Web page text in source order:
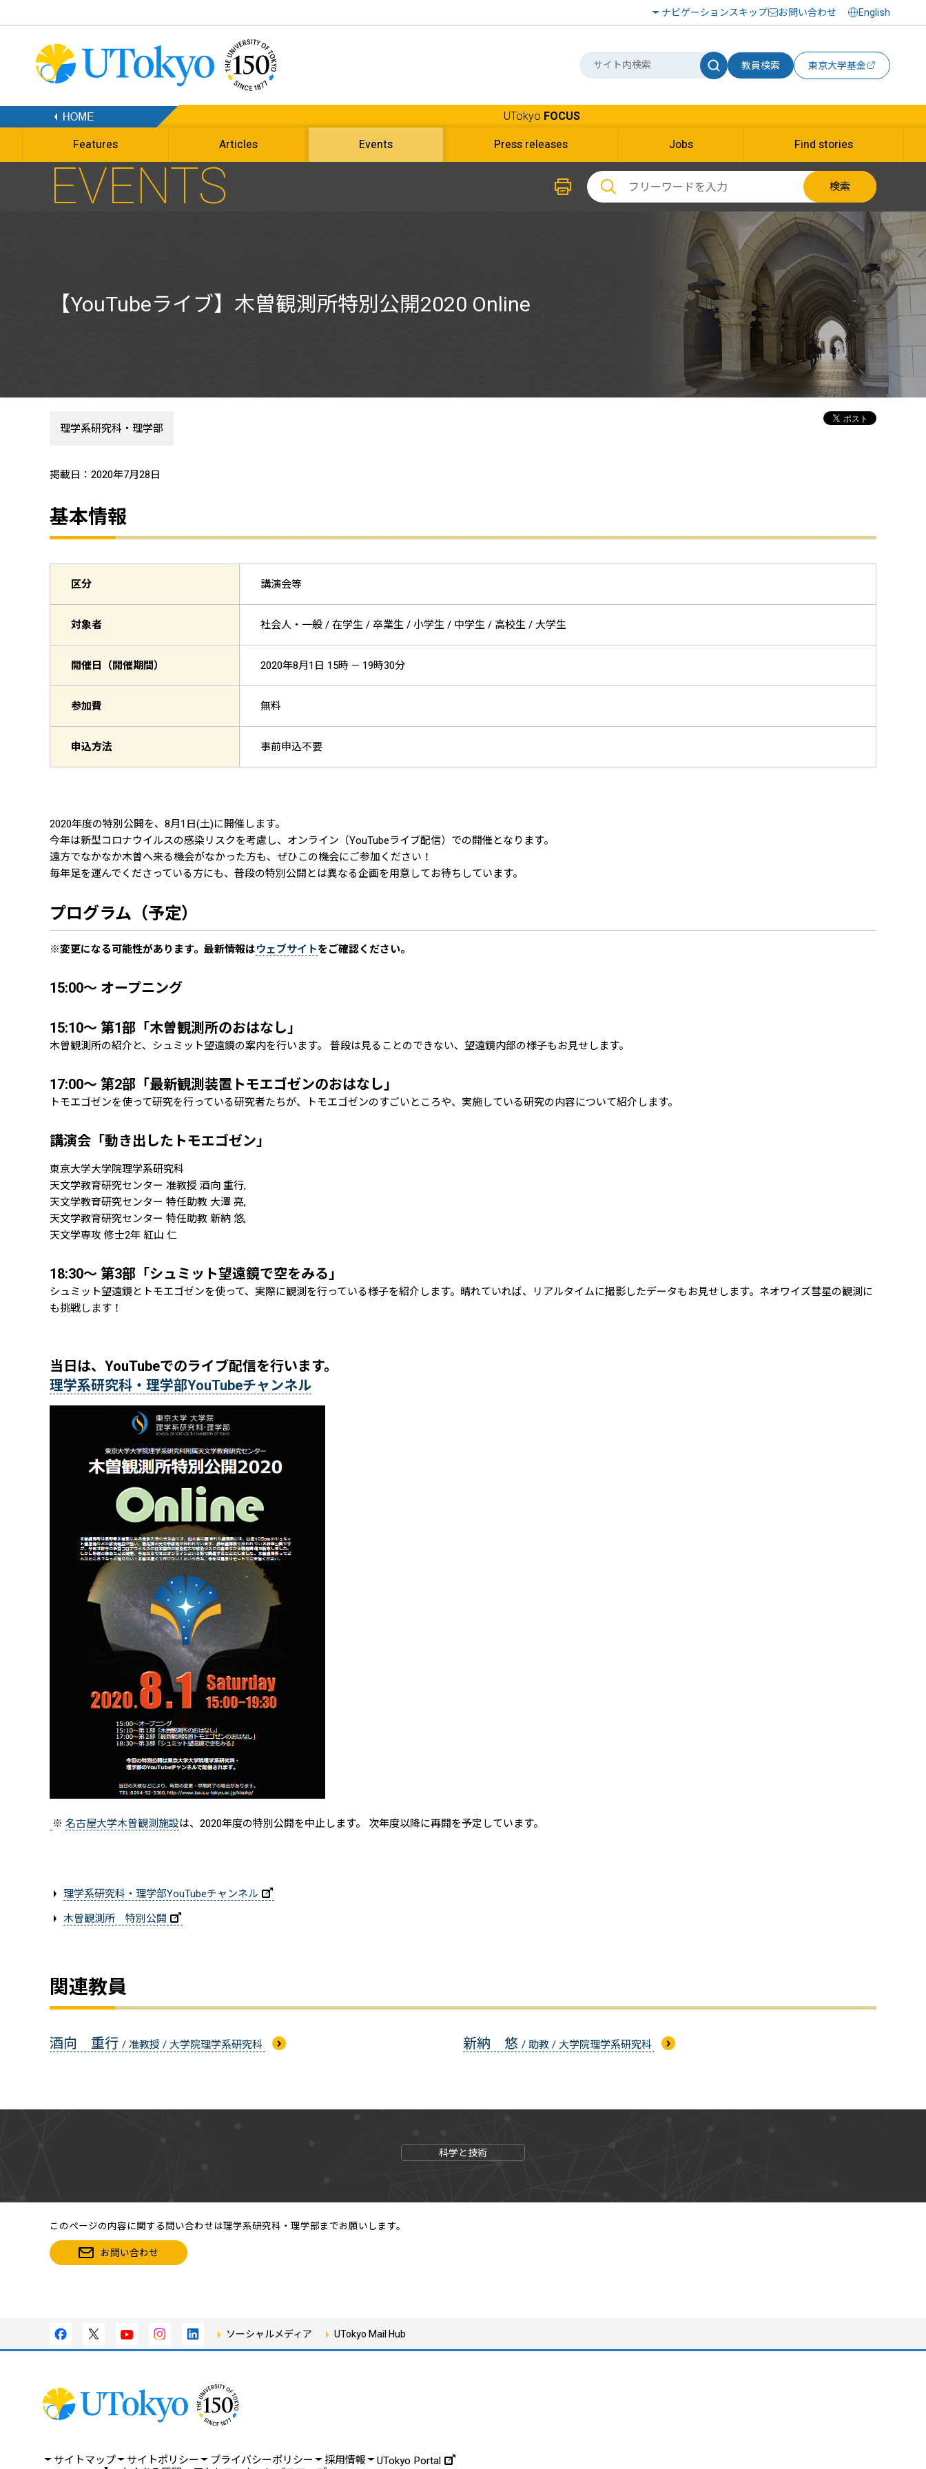
ナビゲーションスキップ お問い合わせ English
教員検索 東京大学基金
UTokyo FOCUS
Features Articles Events Press releases Jobs Find stories
EVENTS 検索
【YouTubeライブ】木曽観測所特別公開2020 Online
理学系研究科・理学部
掲載日：2020年7月28日
基本情報
区分 講演会等
対象者 社会人・一般 / 在学生 / 卒業生 / 小学生 / 中学生 / 高校生 / 大学生
開催日（開催期間） 2020年8月1日 15時 — 19時30分
参加費 無料
申込方法 事前申込不要
2020年度の特別公開を、8月1日(土)に開催します。
今年は新型コロナウイルスの感染リスクを考慮し、オンライン（YouTubeライブ配信）での開催となります。
遠方でなかなか木曽へ来る機会がなかった方も、ぜひこの機会にご参加ください！
毎年足を運んでくださっている方にも、普段の特別公開とは異なる企画を用意してお待ちしています。
プログラム（予定）
※変更になる可能性があります。最新情報はウェブサイトをご確認ください。
15:00～ オープニング
15:10～ 第1部「木曽観測所のおはなし」
木曽観測所の紹介と、シュミット望遠鏡の案内を行います。 普段は見ることのできない、望遠鏡内部の様子もお見せします。
17:00～ 第2部「最新観測装置トモエゴゼンのおはなし」
トモエゴゼンを使って研究を行っている研究者たちが、トモエゴゼンのすごいところや、実施している研究の内容について紹介します。
講演会「動き出したトモエゴゼン」
東京大学大学院理学系研究科
天文学教育研究センター 准教授 酒向 重行,
天文学教育研究センター 特任助教 大澤 亮,
天文学教育研究センター 特任助教 新納 悠,
天文学専攻 修士2年 紅山 仁
18:30～ 第3部「シュミット望遠鏡で空をみる」
シュミット望遠鏡とトモエゴゼンを使って、実際に観測を行っている様子を紹介します。晴れていれば、リアルタイムに撮影したデータもお見せします。ネオワイズ彗星の観測に
も挑戦します！
当日は、YouTubeでのライブ配信を行います。
理学系研究科・理学部YouTubeチャンネル
※ 名古屋大学木曽観測施設は、2020年度の特別公開を中止します。 次年度以降に再開を予定しています。
理学系研究科・理学部YouTubeチャンネル
木曽観測所 特別公開
関連教員
酒向 重行 / 准教授 / 大学院理学系研究科 新納 悠 / 助教 / 大学院理学系研究科
科学と技術
このページの内容に関する問い合わせは理学系研究科・理学部までお願いします。
お問い合わせ
ソーシャルメディア UTokyo Mail Hub
サイトマップ サイトポリシー プライバシーポリシー 採用情報
UTokyo Portal